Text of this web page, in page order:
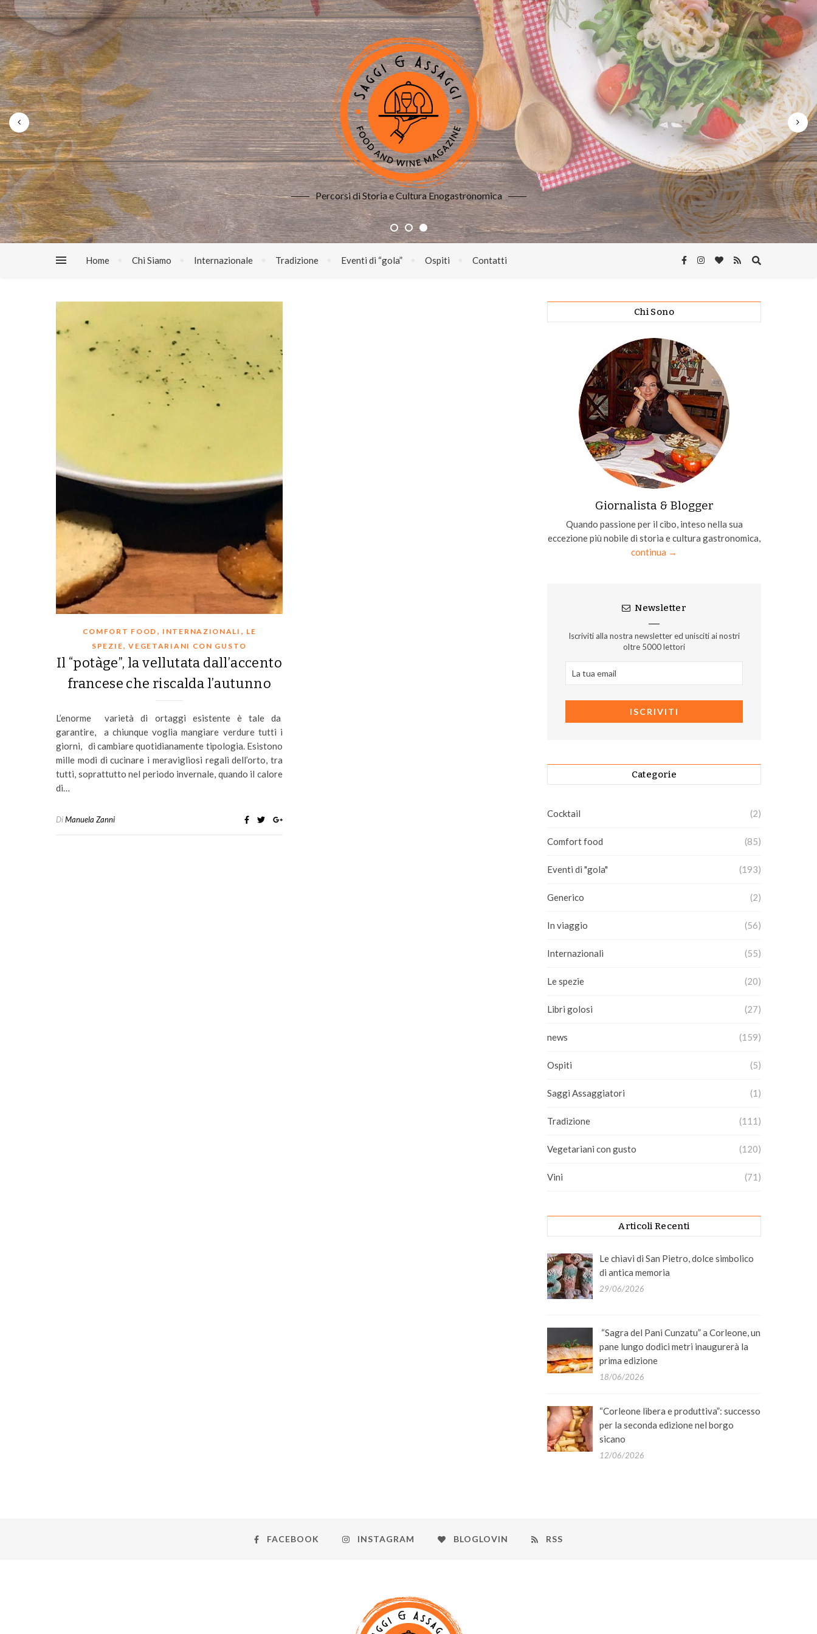
Percorsi di Storia e Cultura Enogastronomica
Home Chi Siamo Internazionale Tradizione Eventi di “gola” Ospiti Contatti
COMFORT FOOD , INTERNAZIONALI , LE
SPEZIE,VEGETARIANI CON GUSTO
Il “potàge”, la vellutata dall’accento
francese che riscalda l’autunno
L’enorme varietà di ortaggi esistente è tale da
garantire, a chiunque voglia mangiare verdure tutti i
giorni, di cambiare quotidianamente tipologia. Esistono
mille modi di cucinare i meravigliosi regali dell’orto, tra
tutti, soprattutto nel periodo invernale, quando il calore
di…
DiManuela Zanni
Chi Sono
Giornalista & Blogger
Quando passione per il cibo, inteso nella sua
eccezione più nobile di storia e cultura gastronomica,
continua →
Newsletter
Iscriviti alla nostra newsletter ed unisciti ai nostri
oltre 5000 lettori
Categorie
Cocktail (2)
Comfort food (85)
Eventi di "gola" (193)
Generico (2)
In viaggio (56)
Internazionali (55)
Le spezie (20)
Libri golosi (27)
news (159)
Ospiti (5)
Saggi Assaggiatori (1)
Tradizione (111)
Vegetariani con gusto (120)
Vini (71)
Articoli Recenti
Le chiavi di San Pietro, dolce simbolico
di antica memoria
29/06/2026
“Sagra del Pani Cunzatu” a Corleone, un
pane lungo dodici metri inaugurerà la
prima edizione
18/06/2026
“Corleone libera e produttiva”: successo
per la seconda edizione nel borgo
sicano
12/06/2026
FACEBOOK INSTAGRAM BLOGLOVIN RSS